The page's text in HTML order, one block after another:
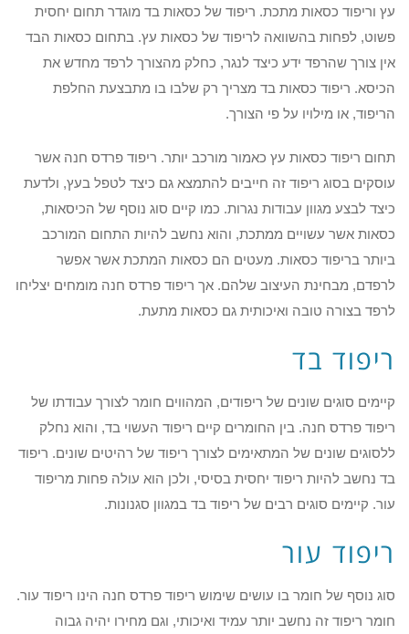
עץ וריפוד כסאות מתכת. ריפוד של כסאות בד מוגדר תחום יחסית
פשוט, לפחות בהשוואה לריפוד של כסאות עץ. בתחום כסאות הבד
אין צורך שהרפד ידע כיצד לנגר, כחלק מהצורך לרפד מחדש את
הכיסא. ריפוד כסאות בד מצריך רק שלבו בו מתבצעת החלפת
הריפוד, או מילויו על פי הצורך.
תחום ריפוד כסאות עץ כאמור מורכב יותר. ריפוד פרדס חנה אשר
עוסקים בסוג ריפוד זה חייבים להתמצא גם כיצד לטפל בעץ, ולדעת
כיצד לבצע מגוון עבודות נגרות. כמו קיים סוג נוסף של הכיסאות,
כסאות אשר עשויים ממתכת, והוא נחשב להיות התחום המורכב
ביותר בריפוד כסאות. מעטים הם כסאות המתכת אשר אפשר
לרפדם, מבחינת העיצוב שלהם. אך ריפוד פרדס חנה מומחים יצליחו
לרפד בצורה טובה ואיכותית גם כסאות מתעת.
ריפוד בד
קיימים סוגים שונים של ריפודים, המהווים חומר לצורך עבודתו של
ריפוד פרדס חנה. בין החומרים קיים ריפוד העשוי בד, והוא נחלק
ללסוגים שונים של המתאימים לצורך ריפוד של רהיטים שונים. ריפוד
בד נחשב להיות ריפוד יחסית בסיסי, ולכן הוא עולה פחות מריפוד
עור. קיימים סוגים רבים של ריפוד בד במגוון סגנונות.
ריפוד עור
סוג נוסף של חומר בו עושים שימוש ריפוד פרדס חנה הינו ריפוד עור.
חומר ריפוד זה נחשב יותר עמיד ואיכותי, וגם מחירו יהיה גבוה